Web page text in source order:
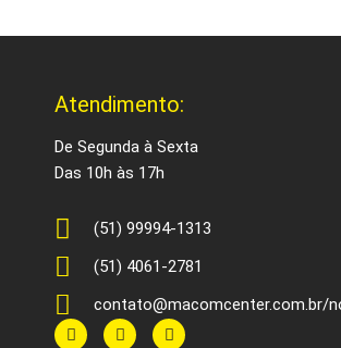
Atendimento:
De Segunda à Sexta
Das 10h às 17h
(51) 99994-1313
(51) 4061-2781
F
a
T
w
Y
o